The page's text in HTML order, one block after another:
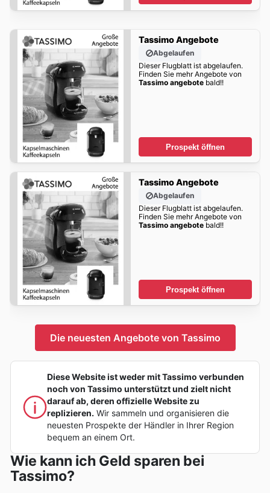
Tassimo Angebote
Abgelaufen
Dieser Flugblatt ist abgelaufen.
Finden Sie mehr Angebote von
Tassimo angebotebald!!
Prospekt öffnen
Tassimo Angebote
Abgelaufen
Dieser Flugblatt ist abgelaufen.
Finden Sie mehr Angebote von
Tassimo angebotebald!!
Prospekt öffnen
Die neuesten Angebote von Tassimo
Diese Website ist weder mit Tassimo verbunden
noch von Tassimo unterstützt und zielt nicht
darauf ab, deren offizielle Website zu
replizieren. Wir sammeln und organisieren die
neuesten Prospekte der Händler in Ihrer Region
bequem an einem Ort.
Wie kann ich Geld sparen bei
Tassimo?